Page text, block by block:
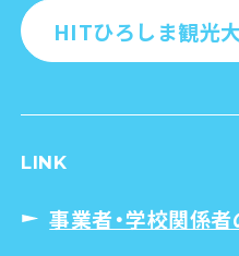
HITひろしま観光
LINK
事業者・学校関係